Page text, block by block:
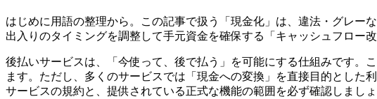
はじめに用語の整理から。この記事で扱う「現金化」は、違法・グレー
出入りのタイミングを調整して手元資金を確保する「キャッシュフロー
後払いサービスは、「今使って、後で払う」を可能にする仕組みです。
ます。ただし、多くのサービスでは「現金への変換」を直接目的とし
サービスの規約と、提供されている正式な機能の範囲を必ず確認しまし